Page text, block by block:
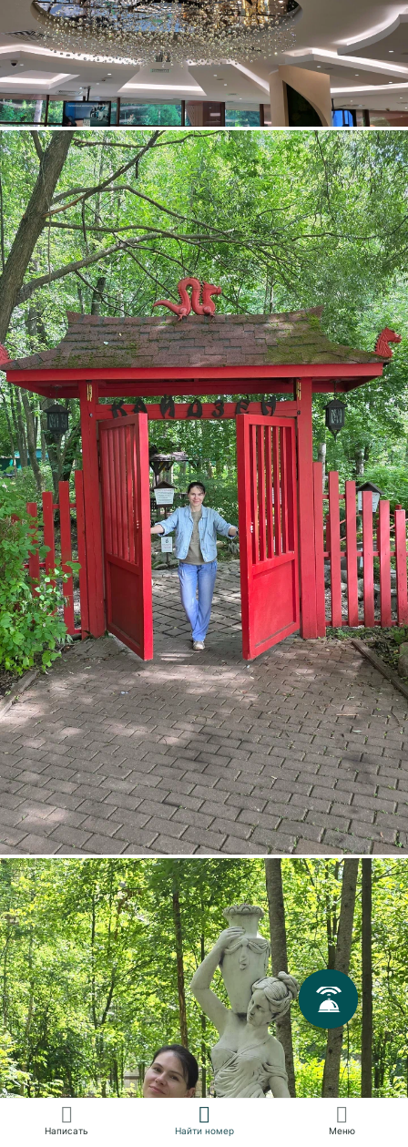
Написать Найти номер Меню
Применить
Применить